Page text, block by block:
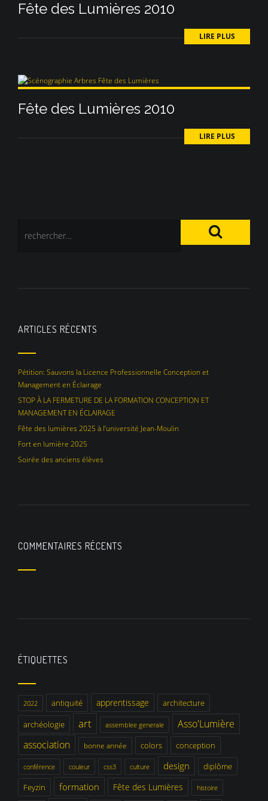
Fête des Lumières 2010
LIRE PLUS
Fête des Lumières 2010
LIRE PLUS
ARTICLES RÉCENTS
Pétition: Sauvons la Licence Professionnelle Conception et
Management en Éclairage
STOP À LA FERMETURE DE LA FORMATION CONCEPTION ET
MANAGEMENT EN ÉCLAIRAGE
Fête des lumières 2025 à l’université Jean-Moulin
Fort en lumière 2025
Soirée des anciens élèves
COMMENTAIRES RÉCENTS
ÉTIQUETTES
2022 antiquité apprentissage
architecture
archéologie
art assemblee generale
Asso'Lumière
association
bonne année colors conception
conférence couleur css3 culture design
diplôme
Feyzin
formation Fête des Lumières histoire